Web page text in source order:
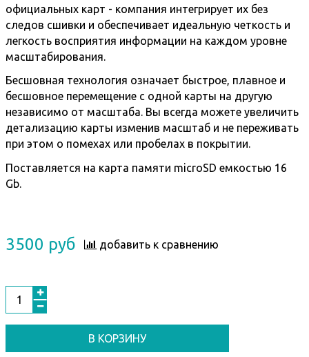
официальных карт - компания интегрирует их без
следов сшивки и обеспечивает идеальную четкость и
легкость восприятия информации на каждом уровне
масштабирования.
Бесшовная технология означает быстрое, плавное и
бесшовное перемещение с одной карты на другую
независимо от масштаба. Вы всегда можете увеличить
детализацию карты изменив масштаб и не переживать
при этом о помехах или пробелах в покрытии.
Поставляется на карта памяти microSD емкостью 16
Gb.
3500 руб добавить к сравнению
В КОРЗИНУ